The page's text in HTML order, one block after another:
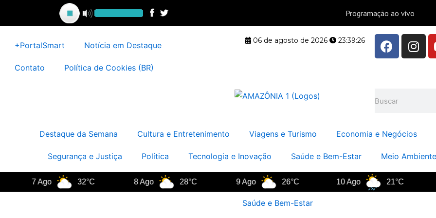
conteúdo
+PortalSmart Notícia em Destaque
Contato Política de Cookies (BR)
06 de agosto de 2026 23:39:27
F
a
o
I
n
m
Destaque da Semana Cultura e Entretenimento Viagens e Turismo Economia e Negócios
Segurança e Justiça Política Tecnologia e Inovação Saúde e Bem-Estar Meio
7 Ago 32°C 8 Ago 28°C 9 Ago 26°C 10 Ago 21°C 11
Saúde e Bem-Estar